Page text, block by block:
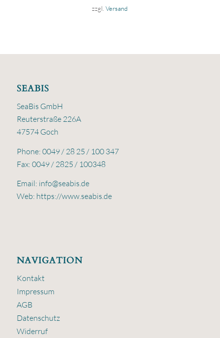
zzgl.Versand
SEABIS
SeaBis GmbH
Reuterstraße 226A
47574 Goch
Phone: 0049 / 28 25 / 100 347
Fax: 0049 / 2825 / 100348
Email: info@seabis.de
Web: https://www.seabis.de
NAVIGATION
Kontakt
Impressum
AGB
Datenschutz
Widerruf